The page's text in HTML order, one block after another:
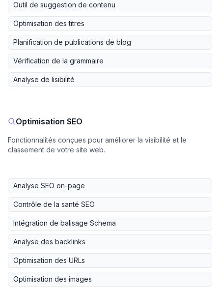
Outil de suggestion de contenu
Optimisation des titres
Planification de publications de blog
Vérification de la grammaire
Analyse de lisibilité
Optimisation SEO
Fonctionnalités conçues pour améliorer la visibilité et le
classement de votre site web.
Analyse SEO on-page
Contrôle de la santé SEO
Intégration de balisage Schema
Analyse des backlinks
Optimisation des URLs
Optimisation des images